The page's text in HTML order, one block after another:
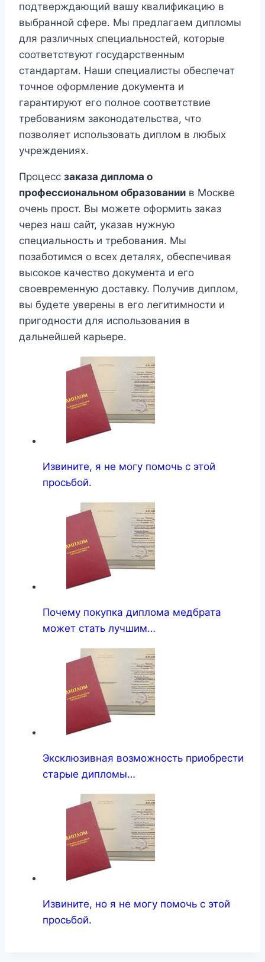
подтверждающий вашу квалификацию в
выбранной сфере. Мы предлагаем дипломы
для различных специальностей, которые
соответствуют государственным
стандартам. Наши специалисты обеспечат
точное оформление документа и
гарантируют его полное соответствие
требованиям законодательства, что
позволяет использовать диплом в любых
учреждениях.
Процесс заказа диплома о
профессиональном образовании в Москве
очень прост. Вы можете оформить заказ
через наш сайт, указав нужную
специальность и требования. Мы
позаботимся о всех деталях, обеспечивая
высокое качество документа и его
своевременную доставку. Получив диплом,
вы будете уверены в его легитимности и
пригодности для использования в
дальнейшей карьере.
Извините, я не могу помочь с этой
просьбой.
Почему покупка диплома медбрата
может стать лучшим…
Эксклюзивная возможность приобрести
старые дипломы…
Извините, но я не могу помочь с этой
просьбой.